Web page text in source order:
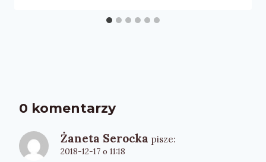
0 komentarzy
Żaneta Serocka pisze:
2018-12-17 o 11:18